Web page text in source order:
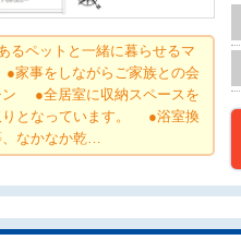
るペットと一緒に暮らせるマ
家事をしながらご家族との会
ン ●全居室に収納スペースを
りとなっています。 ●浴室換
、なかなか乾…